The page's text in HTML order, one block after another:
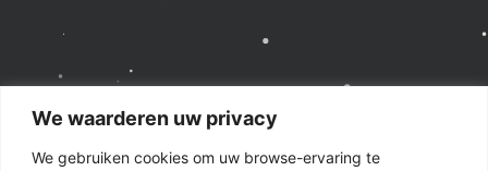
We waarderen uw privacy
We gebruiken cookies om uw browse-ervaring te